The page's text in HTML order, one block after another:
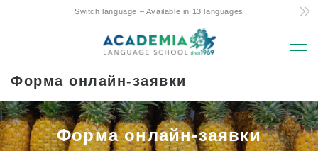
Switch language – Available in 13 languages
Низкая стоимость! Обязательства и
секреты
Форма онлайн-заявки
Форма онлайн-заявки